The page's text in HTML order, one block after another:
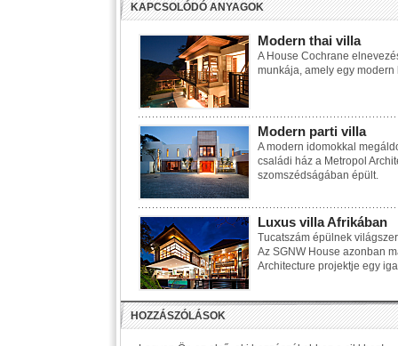
KAPCSOLÓDÓ ANYAGOK
Modern thai villa
A House Cochrane
munkája, amely egy
Modern parti villa
A modern idomokkal
családi ház a Metropol
szomszédságában épült.
Luxus villa Afrikában
Tucatszám épülnek
Az SGNW House azonban
Architecture projektje egy